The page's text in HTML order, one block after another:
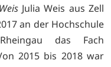
Julia Weis aus Zell
an der Hochschule
das Fach
2015 bis 2018 war